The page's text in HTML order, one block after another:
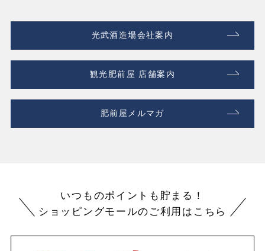
光武酒造場会社案内
観光肥前屋 店舗案内
肥前屋メルマガ
いつものポイントも貯まる！
ショッピングモールのご利用はこちら